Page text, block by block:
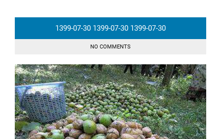
1399-07-30 1399-07-30 1399-07-30
NO COMMENTS